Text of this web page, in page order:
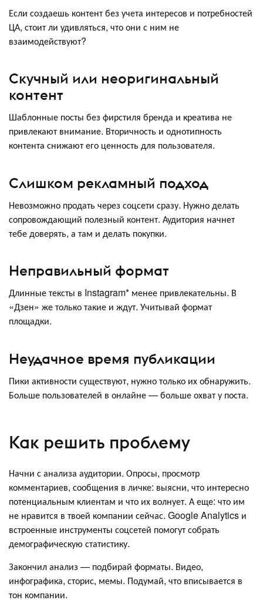
Если создаешь контент без учета интересов и потребностей
ЦА, стоит ли удивляться, что они с ним не
взаимодействуют?
Скучный или неоригинальный
контент
Шаблонные посты без фирстиля бренда и креатива не
привлекают внимание. Вторичность и однотипность
контента снижают его ценность для пользователя.
Слишком рекламный подход
Невозможно продать через соцсети сразу. Нужно делать
сопровождающий полезный контент. Аудитория начнет
тебе доверять, а там и делать покупки.
Неправильный формат
Длинные тексты в Instagram* менее привлекательны. В
«Дзен» же только такие и ждут. Учитывай формат
площадки.
Неудачное время публикации
Пики активности существуют, нужно только их обнаружить.
Больше пользователей в онлайне — больше охват у поста.
Как решить проблему
Начни с анализа аудитории. Опросы, просмотр
комментариев, сообщения в личке: выясни, что интересно
потенциальным клиентам и что их волнует. А еще: что им
не нравится в твоей компании сейчас. Google Analytics и
встроенные инструменты соцсетей помогут собрать
демографическую статистику.
Закончил анализ — подбирай форматы. Видео,
инфографика, сторис, мемы. Подумай, что вписывается в
тон компании.